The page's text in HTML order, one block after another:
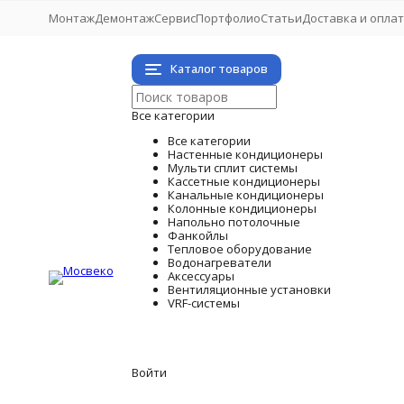
МонтажДемонтажСервисПортфолиоСтатьиДоставка и
Каталог товаров
Все категории
Все категории
Настенные кондиционеры
Мульти сплит системы
Кассетные кондиционеры
Канальные кондиционеры
Колонные кондиционеры
Напольно потолочные
Фанкойлы
Тепловое оборудование
Водонагреватели
Аксессуары
Вентиляционные установки
VRF-системы
Войти